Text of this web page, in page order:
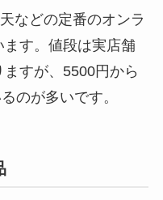
などの定番のオンラ
す。値段は実店舗
すが、5500円から
のが多いです。